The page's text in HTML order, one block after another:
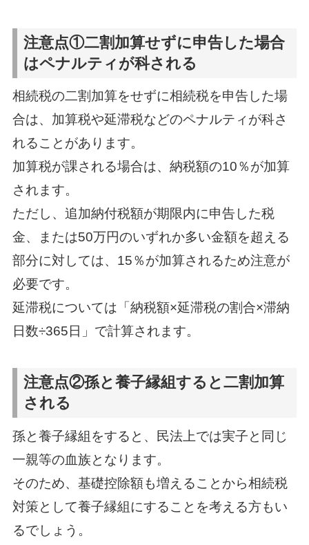
注意点①二割加算せずに申告した場合
はペナルティが科される
相続税の二割加算をせずに相続税を申告した場
合は、加算税や延滞税などのペナルティが科さ
れることがあります。
加算税が課される場合は、納税額の10％が加算
されます。
ただし、追加納付税額が期限内に申告した税
金、または50万円のいずれか多い金額を超える
部分に対しては、15％が加算されるため注意が
必要です。
延滞税については「納税額×延滞税の割合×滞納
日数÷365日」で計算されます。
注意点②孫と養子縁組すると二割加算
される
孫と養子縁組をすると、民法上では実子と同じ
一親等の血族となります。
そのため、基礎控除額も増えることから相続税
対策として養子縁組にすることを考える方もい
るでしょう。